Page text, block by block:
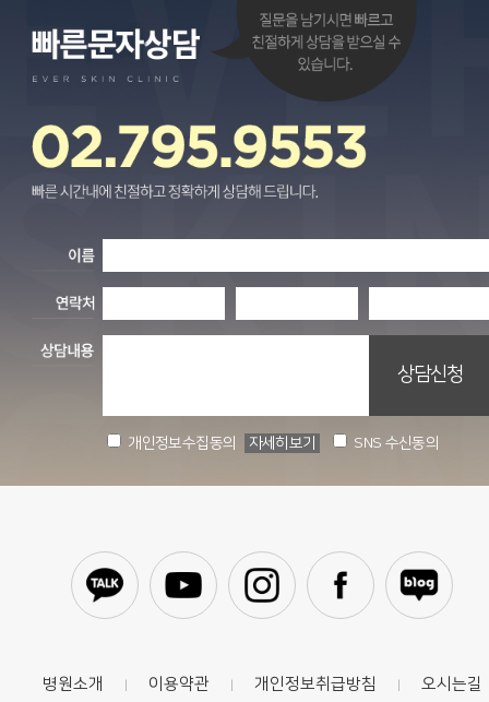
개인정보수집동의 자세히보기 SNS 수신동의
병원소개 | 이용약관 | 개인정보취급방침 | 오시는길